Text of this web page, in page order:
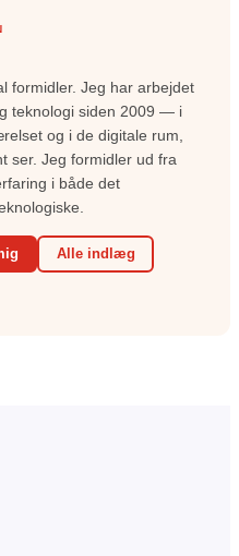
formidler. Jeg har arbejdet
teknologi siden 2009 — i
og i de digitale rum,
ser. Jeg formidler ud fra
i både det
Alle indlæg